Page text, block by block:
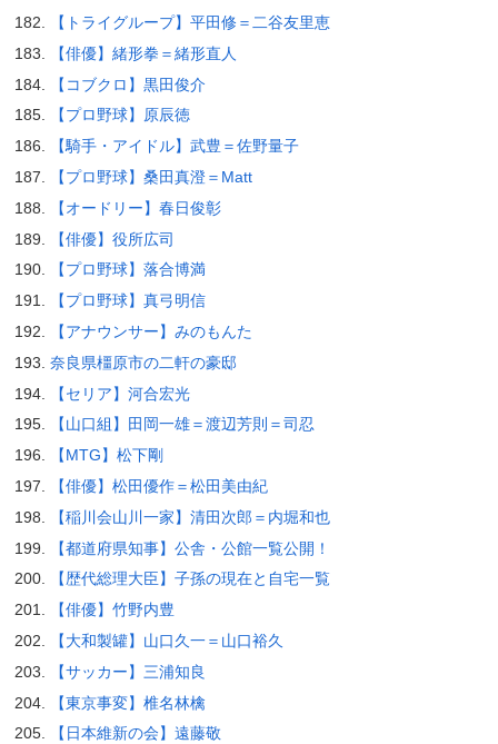
【トライグループ】平田修＝二谷友里恵
【俳優】緒形拳＝緒形直人
【コブクロ】黒田俊介
【プロ野球】原辰徳
【騎手・アイドル】武豊＝佐野量子
【プロ野球】桑田真澄＝Matt
【オードリー】春日俊彰
【俳優】役所広司
【プロ野球】落合博満
【プロ野球】真弓明信
【アナウンサー】みのもんた
奈良県橿原市の二軒の豪邸
【セリア】河合宏光
【山口組】田岡一雄＝渡辺芳則＝司忍
【MTG】松下剛
【俳優】松田優作＝松田美由紀
【稲川会山川一家】清田次郎＝内堀和也
【都道府県知事】公舎・公館一覧公開！
【歴代総理大臣】子孫の現在と自宅一覧
【俳優】竹野内豊
【大和製罐】山口久一＝山口裕久
【サッカー】三浦知良
【東京事変】椎名林檎
【日本維新の会】遠藤敬